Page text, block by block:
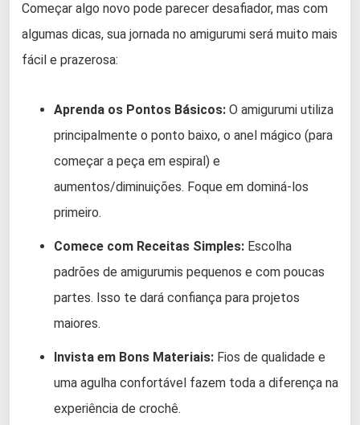
Começar algo novo pode parecer desafiador, mas com
algumas dicas, sua jornada no amigurumi será muito mais
fácil e prazerosa:
Aprenda os Pontos Básicos: O amigurumi utiliza
principalmente o ponto baixo, o anel mágico (para
começar a peça em espiral) e
aumentos/diminuições. Foque em dominá-los
primeiro.
Comece com Receitas Simples: Escolha
padrões de amigurumis pequenos e com poucas
partes. Isso te dará confiança para projetos
maiores.
Invista em Bons Materiais: Fios de qualidade e
uma agulha confortável fazem toda a diferença na
experiência de crochê.